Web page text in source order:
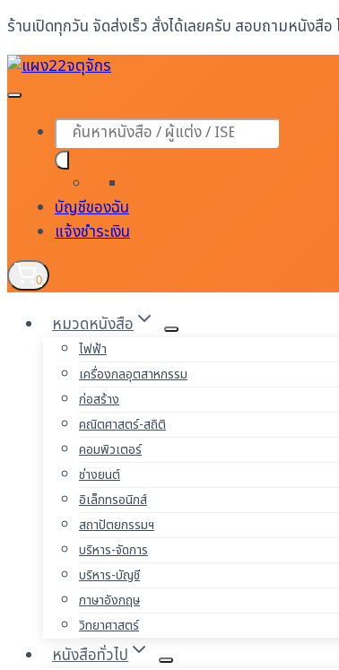
Skip
to
content
ร้านเปิดทุกวัน จัดส่งเร็ว สั่งได้เลยครับ สอบถามหนังสื
Products
search
บัญชีของฉัน
แจ้งชำระเงิน
0
หมวดหนังสือ
ไฟฟ้า
เครื่องกลอุตสาหกรรม
ก่อสร้าง
คณิตศาสตร์-สถิติ
คอมพิวเตอร์
ช่างยนต์
อิเล็กทรอนิกส์
สถาปัตยกรรมฯ
บริหาร-จัดการ
บริหาร-บัญชี
ภาษาอังกฤษ
วิทยาศาสตร์
หนังสือทั่วไป